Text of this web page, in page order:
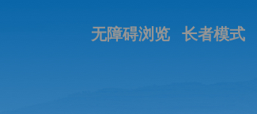
长者模式
无障碍浏览